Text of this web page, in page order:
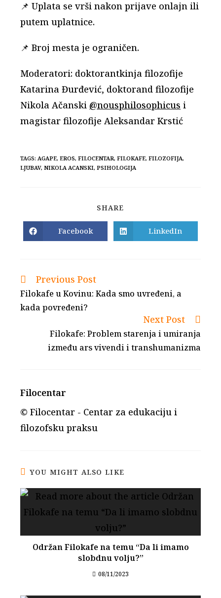
📌 Uplata se vrši nakon prijave onlajn ili
putem uplatnice.
📌 Broj mesta je ograničen.
Moderatori: doktorantkinja filozofije
Katarina Đurđević, doktorand filozofije
Nikola Ačanski @nousphilosophicus i
magistar filozofije Aleksandar Krstić
TAGS: AGAPE, EROS, FILOCENTAR, FILOKAFE, FILOZOFIJA,
LJUBAV, NIKOLA ACANSKI, PSIHOLOGIJA
SHARE
CONTENT
Opens
in
Facebook Opens
in
LinkedIn
Read
articles
Previous Post
Filokafe u Kovinu: Kada smo uvređeni, a
kada povređeni?
Next Post
Filokafe: Problem starenja i umiranja
između ars vivendi i transhumanizma
Filocentar
© Filocentar - Centar za edukaciju i
filozofsku praksu
YOU MIGHT ALSO LIKE
Održan Filokafe na temu “Da li imamo
slobdnu volju?”
08/11/2023